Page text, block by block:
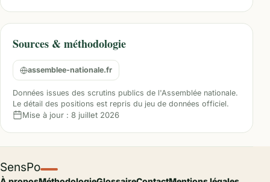
Sources & méthodologie
assemblee-nationale.fr
Données issues des scrutins publics de l'Assemblée nationale.
Le détail des positions est repris du jeu de données officiel.
Mise à jour : 8 juillet 2026
SensPo